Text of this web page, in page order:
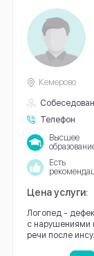
Телефон
Кемерово
Высшее
Есть
Цена услуги:
Логопед -
с нарушениями
речи после